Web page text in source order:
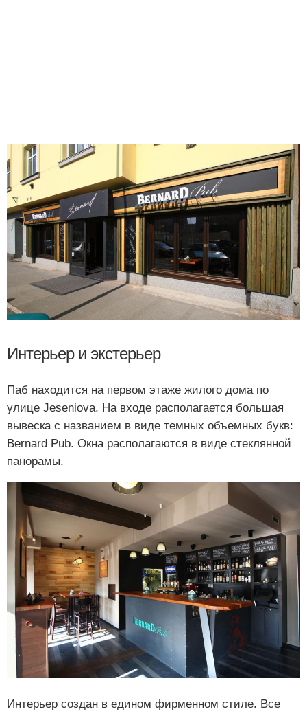
Интерьер и экстерьер
Паб находится на первом этаже жилого дома по
улице Jeseniova. На входе располагается большая
вывеска с названием в виде темных объемных букв:
Bernard Pub. Окна располагаются в виде стеклянной
панорамы.
Интерьер создан в едином фирменном стиле. Все